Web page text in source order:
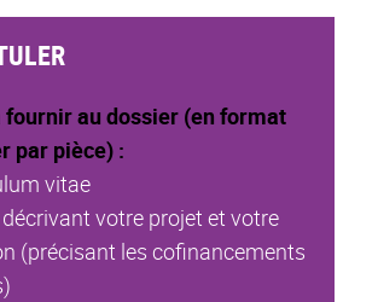
fournir au dossier (en format
par pièce) :
vitae
votre projet et votre
(précisant les cofinancements